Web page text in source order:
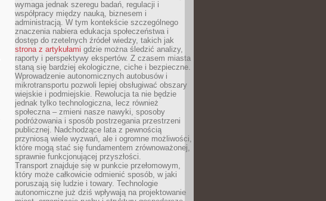
wymaga jednak szeregu badań, regulacji i
współpracy między nauką, biznesem i
administracją. W tym kontekście szczególnego
znaczenia nabiera edukacja społeczeństwa i
dostęp do rzetelnych źródeł wiedzy, takich jak
strona z artykułami gdzie można śledzić analizy,
raporty i perspektywy ekspertów. Z czasem miasta
staną się bardziej ekologiczne, ciche i bezpieczne.
Wprowadzenie autonomicznych autobusów i
mikrotransportu pozwoli lepiej obsługiwać obszary
wiejskie i podmiejskie. Rewolucja ta nie będzie
jednak tylko technologiczna, lecz również
społeczna – zmieni nasze nawyki, sposoby
podróżowania i sposób postrzegania przestrzeni
publicznej. Nadchodzące lata z pewnością
przyniosą wiele wyzwań, ale i ogromne możliwości,
które mogą stać się fundamentem zrównoważonej,
sprawnie funkcjonującej przyszłości.
Transport znajduje się w punkcie przełomowym,
który może całkowicie odmienić sposób, w jaki
poruszają się ludzie i towary. Technologie
autonomiczne już dziś wpływają na projektowanie